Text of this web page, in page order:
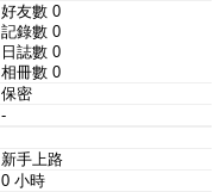
好友數 0
記錄數 0
日誌數 0
相冊數 0
保密
-
新手上路
0 小時